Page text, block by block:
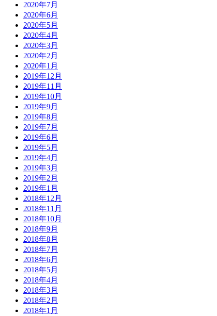
2020年7月
2020年6月
2020年5月
2020年4月
2020年3月
2020年2月
2020年1月
2019年12月
2019年11月
2019年10月
2019年9月
2019年8月
2019年7月
2019年6月
2019年5月
2019年4月
2019年3月
2019年2月
2019年1月
2018年12月
2018年11月
2018年10月
2018年9月
2018年8月
2018年7月
2018年6月
2018年5月
2018年4月
2018年3月
2018年2月
2018年1月